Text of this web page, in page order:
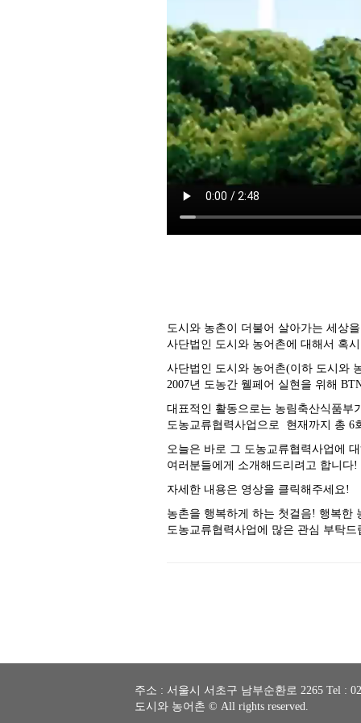
도시와 농촌이 더불어 살아가는 세상
사단법인 도시와 농어촌에 대해서 혹
사단법인 도시와 농어촌(이하 도시와
2007년 도농간 웰페어 실현을 위해
대표적인 활동으로는 농림축산식품부
도농교류협력사업으로 현재까지 총 6
오늘은 바로 그 도농교류협력사업에
여러분들에게 소개해드리려고 합니다!
자세한 내용은 영상을 클릭해주세요!
농촌을 행복하게 하는 첫걸음! 행복한
도농교류협력사업에 많은 관심 부탁
주소 : 서울시 서초구 남부순환로 2265 Tel :
도시와 농어촌 © All rights reserved.